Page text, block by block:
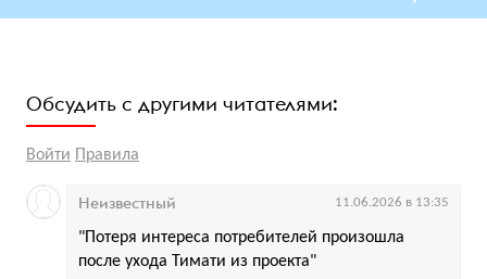
Обсудить с другими читателями:
Войти Правила
"Потеря интереса потребителей произошла
после ухода Тимати из проекта"
Неизвестный 11.06.2026 в 13:35